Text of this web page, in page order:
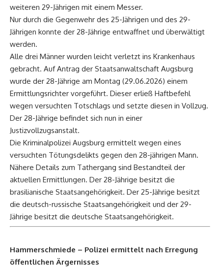
weiteren 29-Jährigen mit einem Messer.
Nur durch die Gegenwehr des 25-Jährigen und des 29-
Jährigen konnte der 28-Jährige entwaffnet und überwältigt
werden.
Alle drei Männer wurden leicht verletzt ins Krankenhaus
gebracht. Auf Antrag der Staatsanwaltschaft Augsburg
wurde der 28-Jährige am Montag (29.06.2026) einem
Ermittlungsrichter vorgeführt. Dieser erließ Haftbefehl
wegen versuchten Totschlags und setzte diesen in Vollzug.
Der 28-Jährige befindet sich nun in einer
Justizvollzugsanstalt.
Die Kriminalpolizei Augsburg ermittelt wegen eines
versuchten Tötungsdelikts gegen den 28-jährigen Mann.
Nähere Details zum Tathergang sind Bestandteil der
aktuellen Ermittlungen. Der 28-Jährige besitzt die
brasilianische Staatsangehörigkeit. Der 25-Jährige besitzt
die deutsch-russische Staatsangehörigkeit und der 29-
Jährige besitzt die deutsche Staatsangehörigkeit.
Hammerschmiede – Polizei ermittelt nach Erregung
öffentlichen Ärgernisses